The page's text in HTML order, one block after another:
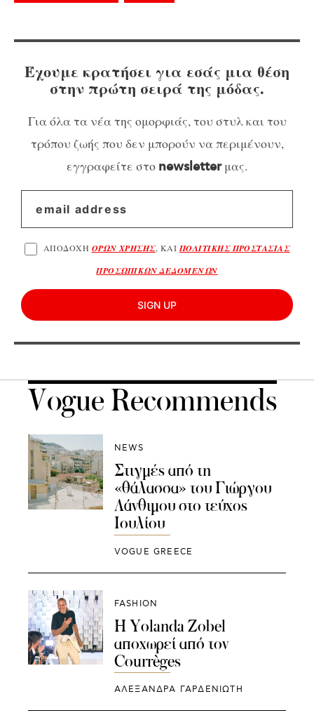
Έχουμε κρατήσει για εσάς μια θέση
στην πρώτη σειρά της μόδας.
Για όλα τα νέα της ομορφιάς, του στυλ και του
τρόπου ζωής που δεν μπορούν να περιμένουν,
εγγραφείτε στο newsletterμας.
ΑΠΟΔΟΧΗ ΟΡΩΝ ΧΡΗΣΗΣ, ΚΑΙ ΠΟΛΙΤΙΚΗΣ ΠΡΟΣΤΑΣΙΑΣ
ΠΡΟΣΩΠΙΚΩΝ ΔΕΔΟΜΕΝΩΝ
SIGN UP
Vogue Recommends
NEWS
Στιγμές από τη
«θάλασσα» του Γιώργου
Λάνθιμου στο τεύχος
Ιουλίου
VOGUE GREECE
FASHION
H Yolanda Zobel
αποχωρεί από τον
Courrèges
ΑΛΕΞΑΝΔΡΑ ΓΑΡΔΕΝΙΩΤΗ